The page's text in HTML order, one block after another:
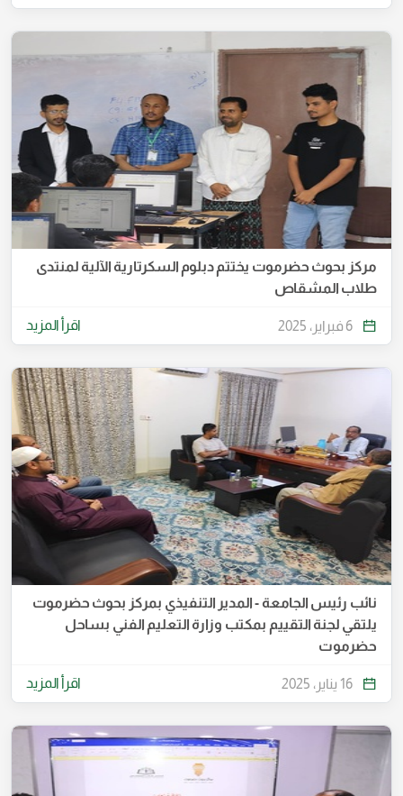
مركز بحوث حضرموت يختتم دبلوم السكرتارية الآلية لمنتدى
طلاب المشقاص
6 فبراير، 2025 اقرأ المزيد
نائب رئيس الجامعة - المدير التنفيذي بمركز بحوث حضرموت
يلتقي لجنة التقييم بمكتب وزارة التعليم الفني بساحل
حضرموت
16 يناير، 2025 اقرأ المزيد